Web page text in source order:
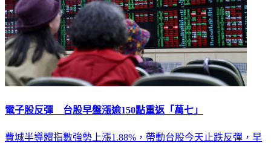
電子股反彈 台股早盤漲逾150點重返「萬七」
費城半導體指數強勢上漲1.88%，帶動台股今天止跌反彈，早